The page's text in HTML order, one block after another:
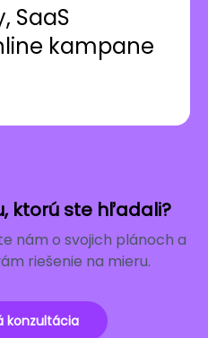
SaaS
kampane
ktorú ste hľadali?
nám o svojich plánoch a
riešenie na mieru.
konzultácia